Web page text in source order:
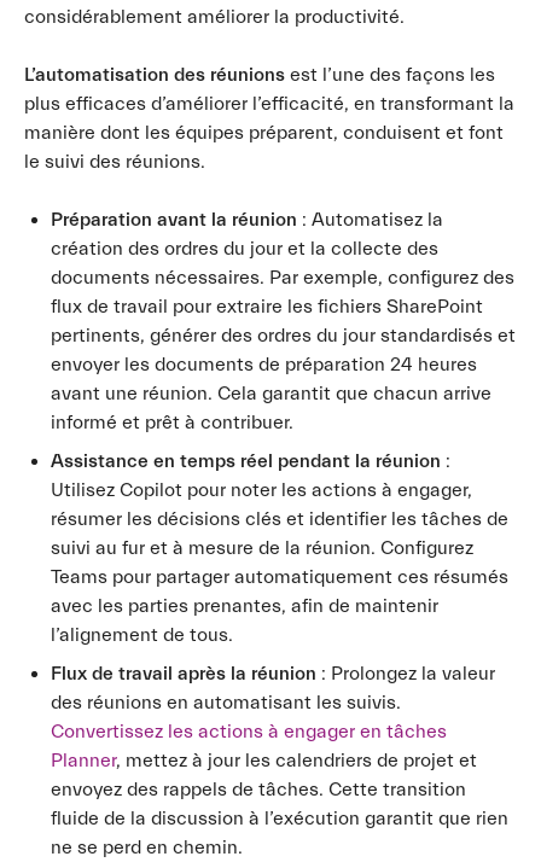
considérablement améliorer la productivité.
L’automatisation des réunions est l’une des façons les
plus efficaces d’améliorer l’efficacité, en transformant la
manière dont les équipes préparent, conduisent et font
le suivi des réunions.
Préparation avant la réunion : Automatisez la
création des ordres du jour et la collecte des
documents nécessaires. Par exemple, configurez des
flux de travail pour extraire les fichiers SharePoint
pertinents, générer des ordres du jour standardisés et
envoyer les documents de préparation 24 heures
avant une réunion. Cela garantit que chacun arrive
informé et prêt à contribuer.
Assistance en temps réel pendant la réunion :
Utilisez Copilot pour noter les actions à engager,
résumer les décisions clés et identifier les tâches de
suivi au fur et à mesure de la réunion. Configurez
Teams pour partager automatiquement ces résumés
avec les parties prenantes, afin de maintenir
l’alignement de tous.
Flux de travail après la réunion : Prolongez la valeur
des réunions en automatisant les suivis.
Convertissez les actions à engager en tâches
Planner, mettez à jour les calendriers de projet et
envoyez des rappels de tâches. Cette transition
fluide de la discussion à l’exécution garantit que rien
ne se perd en chemin.